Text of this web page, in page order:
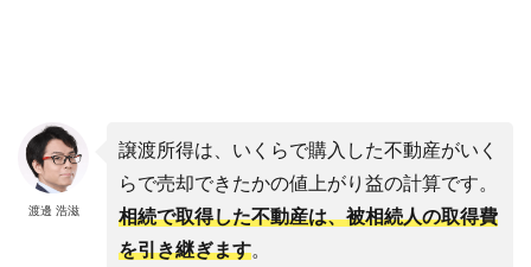
渡邊 浩滋
譲渡所得は、いくらで購入した不動産がいく
らで売却できたかの値上がり益の計算です。
相続で取得した不動産は、被相続人の取得費
を引き継ぎます。